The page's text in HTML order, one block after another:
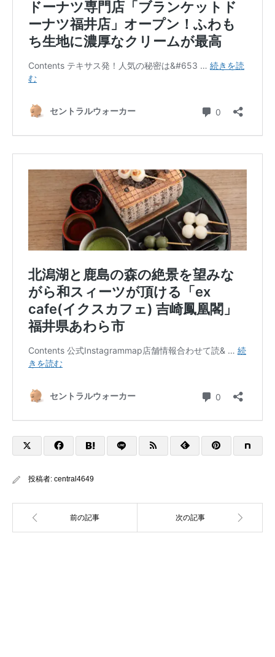
投稿者: central4649